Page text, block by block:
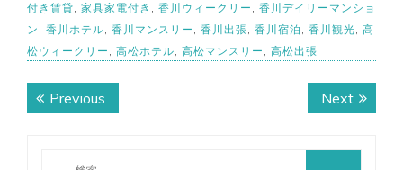
付き賃貸, 家具家電付き , 香川ウィークリー , 香川デイリーマンショ
ン , 香川ホテル, 香川マンスリー , 香川出張, 香川宿泊 , 香川観光, 高
松ウィークリー , 高松ホテル, 高松マンスリー , 高松出張
投Previous
post:
NextNext
post: